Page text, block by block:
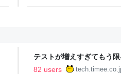
テストが増えすぎてもう
Timee Product Team
82 users